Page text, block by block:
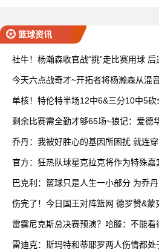
篮球资讯
社牛！杨瀚森收官战“挑”走比赛用球
今天六点战奇才~开拓者将杨瀚森从混
单核！特伦特半场12中6&三分10中5砍
剩余比赛需全勤才够65场~狼记：爱德
乔丹：我被好胜心的基因所困扰 就连
官方：狂热队球星克拉克将作为特殊嘉
巴克利：篮球只是人生一小部分 为乔
伤完了！今日国王对阵篮网 德罗赞&蒙
雷霆尼克斯总决赛预演？哈滕：不能看
雷迪克：斯玛特和蒂耶罗两人伤情都